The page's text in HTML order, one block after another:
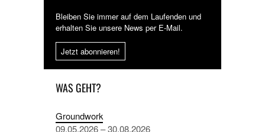
Bleiben Sie immer auf dem Laufenden und
erhalten Sie unsere News per E-Mail.
Jetzt abonnieren!
WAS GEHT?
Groundwork
09.05.2026 – 30.08.2026